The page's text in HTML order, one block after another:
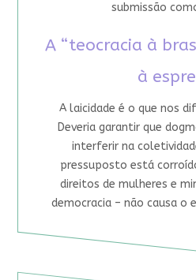
submissão
A “teocracia à
à
A laicidade é o que nos
Deveria garantir que
interferir na
pressuposto está
direitos de mulheres e
democracia – não causa o